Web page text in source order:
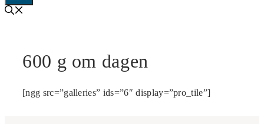
600 g om dagen
[ngg src=”galleries” ids=”6″ display=”pro_tile”]